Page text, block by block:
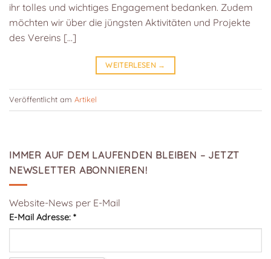
ihr tolles und wichtiges Engagement bedanken. Zudem
möchten wir über die jüngsten Aktivitäten und Projekte
des Vereins […]
WEITERLESEN →
Veröffentlicht am Artikel
IMMER AUF DEM LAUFENDEN BLEIBEN – JETZT
NEWSLETTER ABONNIEREN!
Website-News per E-Mail
E-Mail Adresse: *